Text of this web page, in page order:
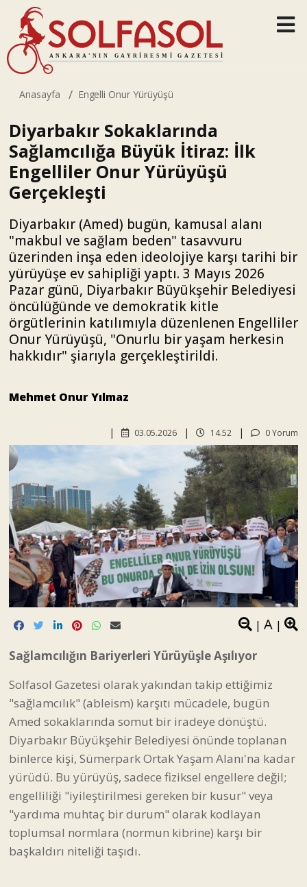
Anasayfa Engelli Onur Yürüyüşü
Diyarbakır Sokaklarında
Sağlamcılığa Büyük İtiraz: İlk
Engelliler Onur Yürüyüşü
Gerçekleşti
Diyarbakır (Amed) bugün, kamusal alanı
"makbul ve sağlam beden" tasavvuru
üzerinden inşa eden ideolojiye karşı tarihi bir
yürüyüşe ev sahipliği yaptı. 3 Mayıs 2026
Pazar günü, Diyarbakır Büyükşehir Belediyesi
öncülüğünde ve demokratik kitle
örgütlerinin katılımıyla düzenlenen Engelliler
Onur Yürüyüşü, "Onurlu bir yaşam herkesin
hakkıdır" şiarıyla gerçekleştirildi.
Mehmet Onur Yılmaz
0 Yorum
14.52
03.05.2026
| A |
Sağlamcılığın Bariyerleri Yürüyüşle Aşılıyor
Solfasol Gazetesi olarak yakından takip ettiğimiz
"sağlamcılık" (ableism) karşıtı mücadele, bugün
Amed sokaklarında somut bir iradeye dönüştü.
Diyarbakır Büyükşehir Belediyesi önünde toplanan
binlerce kişi, Sümerpark Ortak Yaşam Alanı'na kadar
yürüdü. Bu yürüyüş, sadece fiziksel engellere değil;
engelliliği "iyileştirilmesi gereken bir kusur" veya
"yardıma muhtaç bir durum" olarak kodlayan
toplumsal normlara (normun kibrine) karşı bir
başkaldırı niteliği taşıdı.